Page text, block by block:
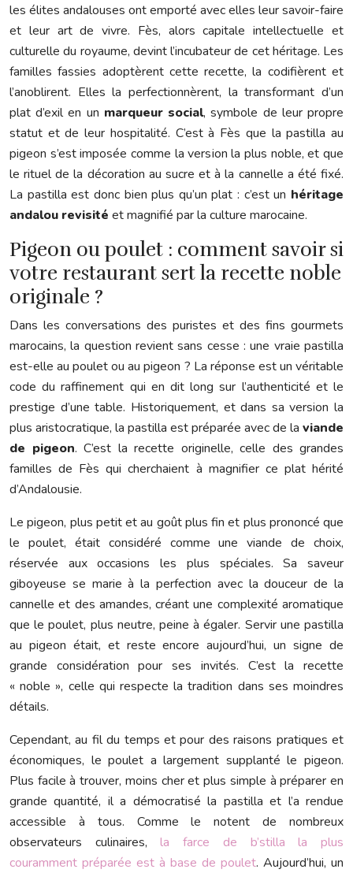
les élites andalouses ont emporté avec elles leur savoir-faire
et leur art de vivre. Fès, alors capitale intellectuelle et
culturelle du royaume, devint l’incubateur de cet héritage. Les
familles fassies adoptèrent cette recette, la codifièrent et
l’anoblirent. Elles la perfectionnèrent, la transformant d’un
plat d’exil en un marqueur social, symbole de leur propre
statut et de leur hospitalité. C’est à Fès que la pastilla au
pigeon s’est imposée comme la version la plus noble, et que
le rituel de la décoration au sucre et à la cannelle a été fixé.
La pastilla est donc bien plus qu’un plat : c’est un héritage
andalou revisité et magnifié par la culture marocaine.
Pigeon ou poulet : comment savoir si
votre restaurant sert la recette noble
originale ?
Dans les conversations des puristes et des fins gourmets
marocains, la question revient sans cesse : une vraie pastilla
est-elle au poulet ou au pigeon ? La réponse est un véritable
code du raffinement qui en dit long sur l’authenticité et le
prestige d’une table. Historiquement, et dans sa version la
plus aristocratique, la pastilla est préparée avec de la viande
de pigeon. C’est la recette originelle, celle des grandes
familles de Fès qui cherchaient à magnifier ce plat hérité
d’Andalousie.
Le pigeon, plus petit et au goût plus fin et plus prononcé que
le poulet, était considéré comme une viande de choix,
réservée aux occasions les plus spéciales. Sa saveur
giboyeuse se marie à la perfection avec la douceur de la
cannelle et des amandes, créant une complexité aromatique
que le poulet, plus neutre, peine à égaler. Servir une pastilla
au pigeon était, et reste encore aujourd’hui, un signe de
grande considération pour ses invités. C’est la recette
« noble », celle qui respecte la tradition dans ses moindres
détails.
Cependant, au fil du temps et pour des raisons pratiques et
économiques, le poulet a largement supplanté le pigeon.
Plus facile à trouver, moins cher et plus simple à préparer en
grande quantité, il a démocratisé la pastilla et l’a rendue
accessible à tous. Comme le notent de nombreux
observateurs culinaires,la farce de b’stilla la plus
couramment préparée est à base de poulet. Aujourd’hui, un